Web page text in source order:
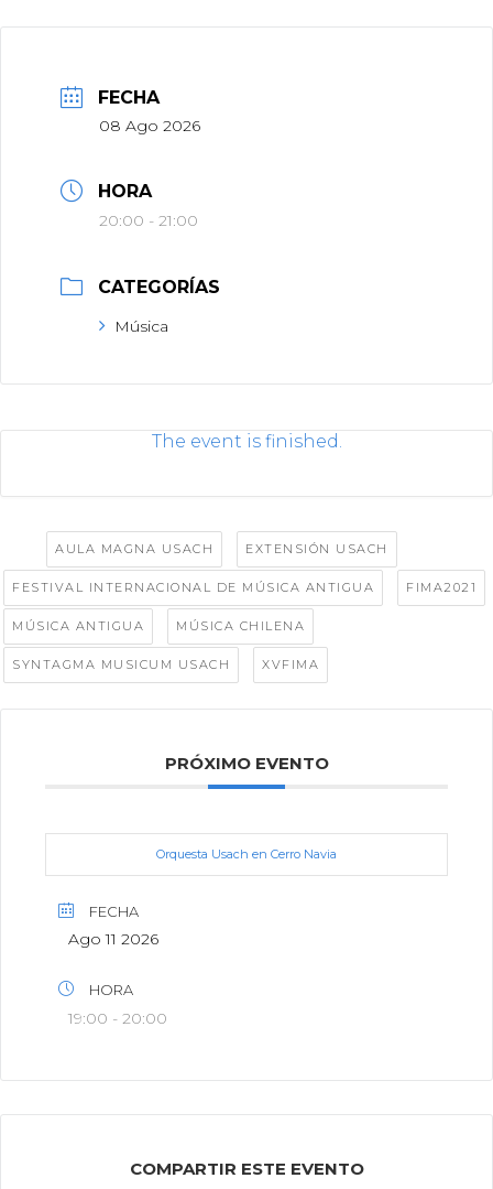
FECHA
08 Ago 2026
HORA
20:00 - 21:00
CATEGORÍAS
Música
The event is finished.
AULA MAGNA USACH EXTENSIÓN USACH
FESTIVAL INTERNACIONAL DE MÚSICA ANTIGUA FIMA2021
MÚSICA ANTIGUA MÚSICA CHILENA
SYNTAGMA MUSICUM USACH XVFIMA
PRÓXIMO EVENTO
Orquesta Usach en Cerro Navia
FECHA
Ago 11 2026
HORA
19:00 - 20:00
COMPARTIR ESTE EVENTO